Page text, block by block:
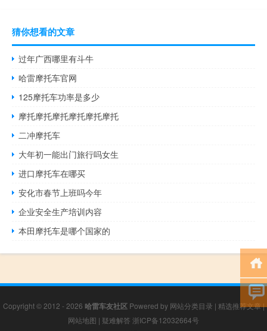
猜你想看的文章
过年广西哪里有斗牛
哈雷摩托车官网
125摩托车功率是多少
摩托摩托摩托摩托摩托摩托
二冲摩托车
大年初一能出门旅行吗女生
进口摩托车在哪买
安化市春节上班吗今年
企业安全生产培训内容
本田摩托车是哪个国家的
Copyright © 2012 - 2026 哈雷车友社区Powered by 网站分类目录 | 精选推荐文章|
网站地图 | 疑难解答 浙ICP备12032664号